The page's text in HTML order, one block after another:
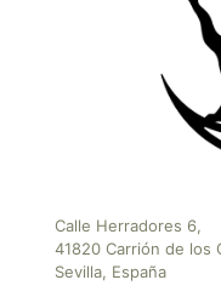
Calle Herradores 6,
41820 Carrión de los
Sevilla, España